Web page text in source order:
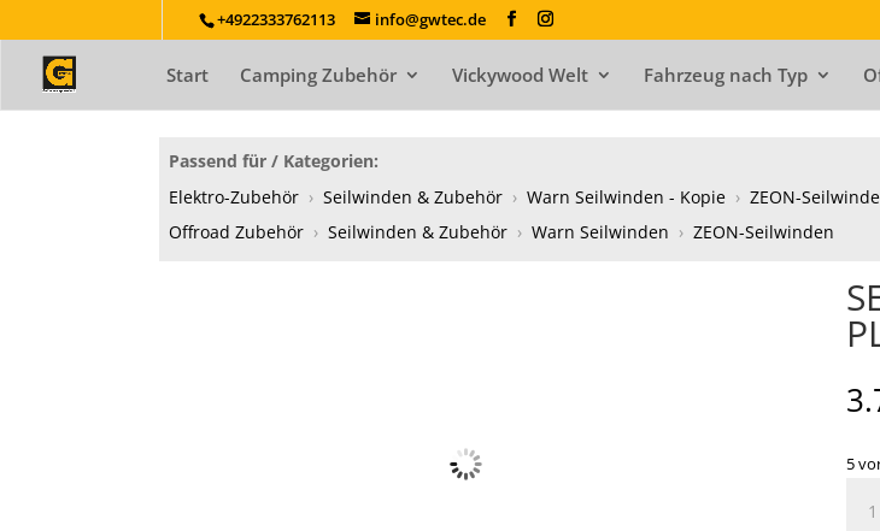
+4922333762113 info@gwtec.de
Start Camping Zubehör Vickywood Welt Fahrzeug nach Typ
Passend für / Kategorien:
Elektro-Zubehör › Seilwinden & Zubehör › Warn Seilwinden - Kopie › ZEON-
Offroad Zubehör › Seilwinden & Zubehör › Warn Seilwinden › ZEON-Seilwinden
5